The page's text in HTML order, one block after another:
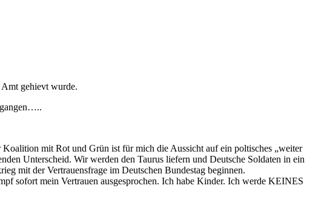
Amt gehievt wurde.
mit Rot und Grün ist für mich die Aussicht auf ein poltisches „weiter
Unterscheid. Wir werden den Taurus liefern und Deutsche Soldaten in ein
mit der Vertrauensfrage im Deutschen Bundestag beginnen.
sofort mein Vertrauen ausgesprochen. Ich habe Kinder. Ich werde KEINES